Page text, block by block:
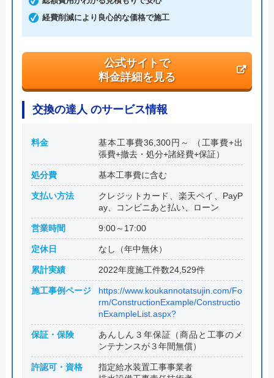
岡山県玉野市玉6丁目18-7
経費削減により良心的な価格で施工
公式サイトで
料金詳細を見る
交換の達人 のサービス情報
料金
基本工事費36,300円～ （工事費+出
張費+撤去・処分+諸経費+保証）
処分費 基本工事費に含む
支払い方法
クレジットカード、楽天ペイ、PayP
ay、コンビニあと払い、ローン
営業時間 9:00～17:00
定休日 なし（年中無休）
累計実績 2022年度施工件数24,529件
施工事例ページ
https://www.koukannotatsujin.com/Fo
rm/ConstructionExample/Constructio
nExampleList.aspx?
保証・保険
あんしん３年保証（商品と工事のメ
ンテナンスが３年間無償）
許認可・資格
指定給水装置工事事業者